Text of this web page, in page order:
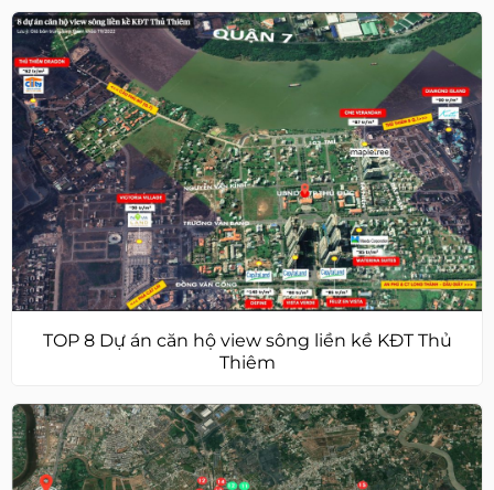
TOP 8 Dự án căn hộ view sông liền kề KĐT Thủ
Thiêm